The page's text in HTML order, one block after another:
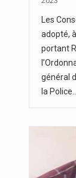
Les
adopté,
portant
général
la